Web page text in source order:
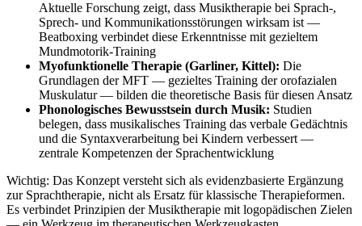
Aktuelle Forschung zeigt, dass Musiktherapie bei Sprach-,
Sprech- und Kommunikationsstörungen wirksam ist —
Beatboxing verbindet diese Erkenntnisse mit gezieltem
Mundmotorik-Training
Myofunktionelle Therapie (Garliner, Kittel): Die
Grundlagen der MFT — gezieltes Training der orofazialen
Muskulatur — bilden die theoretische Basis für diesen Ansatz
Phonologisches Bewusstsein durch Musik: Studien
belegen, dass musikalisches Training das verbale Gedächtnis
und die Syntaxverarbeitung bei Kindern verbessert —
zentrale Kompetenzen der Sprachentwicklung
Wichtig: Das Konzept versteht sich als evidenzbasierte Ergänzung
zur Sprachtherapie, nicht als Ersatz für klassische Therapieformen.
Es verbindet Prinzipien der Musiktherapie mit logopädischen Zielen